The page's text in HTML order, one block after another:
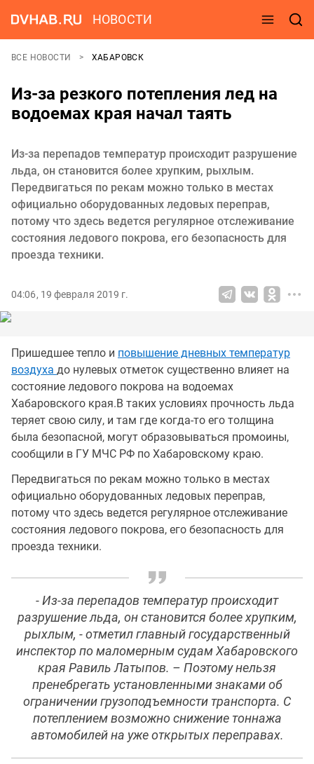
НОВОСТИ
ВСЕ НОВОСТИ ХАБАРОВСК
Из-за резкого потепления лед на
водоемах края начал таять
Из-за перепадов температур происходит разрушение
льда, он становится более хрупким, рыхлым.
Передвигаться по рекам можно только в местах
официально оборудованных ледовых переправ,
потому что здесь ведется регулярное отслеживание
состояния ледового покрова, его безопасность для
проезда техники.
04:06, 19 февраля 2019 г.
Пришедшее тепло и повышение дневных температур
воздуха до нулевых отметок существенно влияет на
состояние ледового покрова на водоемах
Хабаровского края.В таких условиях прочность льда
теряет свою силу, и там где когда-то его толщина
была безопасной, могут образовываться промоины,
сообщили в ГУ МЧС РФ по Хабаровскому краю.
Передвигаться по рекам можно только в местах
официально оборудованных ледовых переправ,
потому что здесь ведется регулярное отслеживание
состояния ледового покрова, его безопасность для
проезда техники.
- Из-за перепадов температур происходит
разрушение льда, он становится более хрупким,
рыхлым, - отметил главный государственный
инспектор по маломерным судам Хабаровского
края Равиль Латыпов. – Поэтому нельзя
пренебрегать установленными знаками об
ограничении грузоподъемности транспорта. С
потеплением возможно снижение тоннажа
автомобилей на уже открытых переправах.